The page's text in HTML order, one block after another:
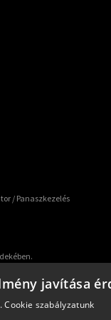
/ Panaszkezelés
https:/kiberpajzs.hu.
javítása
Cookie szabályzatunk